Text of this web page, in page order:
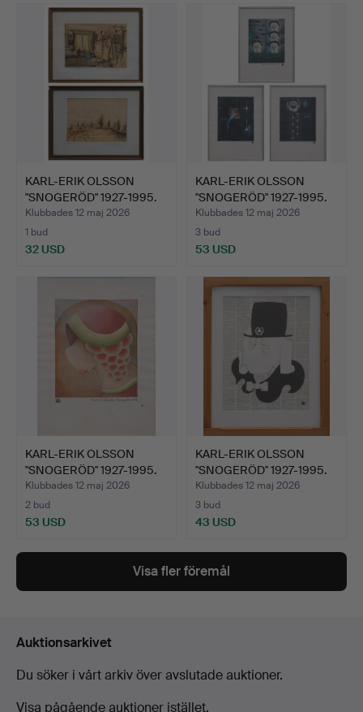
KARL-ERIK OLSSON
"SNOGERÖD" 1927-1995.
TVÅ…
Klubbades 12 maj 2026
1 bud
32 USD
KARL-ERIK OLSSON
"SNOGERÖD" 1927-1995.
TRE…
Klubbades 12 maj 2026
3 bud
53 USD
KARL-ERIK OLSSON
"SNOGERÖD" 1927-1995.
AKV…
Klubbades 12 maj 2026
2 bud
53 USD
KARL-ERIK OLSSON
"SNOGERÖD" 1927-1995.
BLA…
Klubbades 12 maj 2026
3 bud
43 USD
Visa fler föremål
Auktionsarkivet
Du söker i vårt arkiv över avslutade auktioner.
Visa pågående auktioner istället.